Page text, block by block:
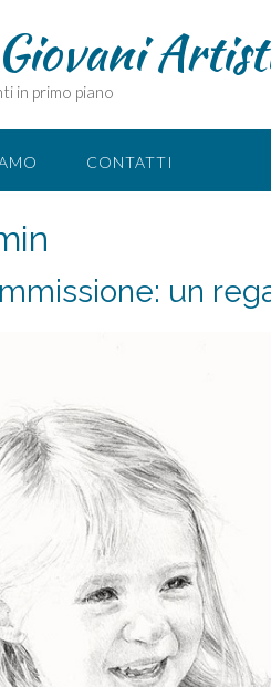
in primo piano
CONTATTI
un